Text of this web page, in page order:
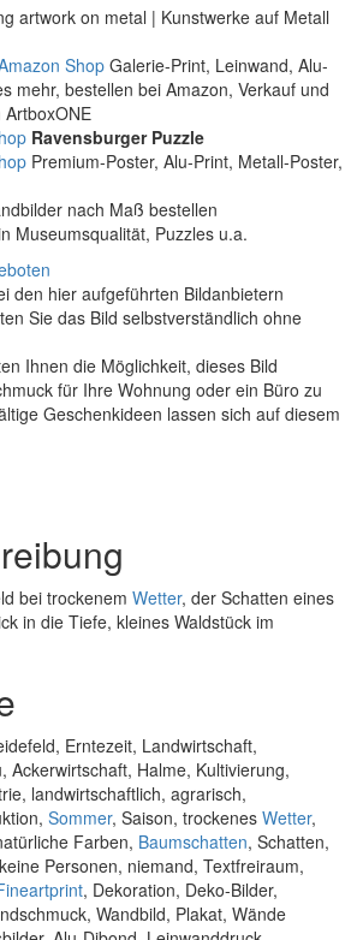
artwork on metal | Kunstwerke auf Metall
Shop Galerie-Print, Leinwand, Alu-
mehr, bestellen bei Amazon, Verkauf und
Ravensburger Puzzle
Premium-Poster, Alu-Print, Metall-Poster,
nach Maß bestellen
Museumsqualität, Puzzles u.a.
den hier aufgeführten Bildanbietern
Sie das Bild selbstverständlich ohne
Ihnen die Möglichkeit, dieses Bild
für Ihre Wohnung oder ein Büro zu
Geschenkideen lassen sich auf diesem
bei trockenem Wetter, der Schatten eines
in die Tiefe, kleines Waldstück im
Erntezeit, Landwirtschaft,
Ackerwirtschaft, Halme, Kultivierung,
landwirtschaftlich, agrarisch,
Sommer, Saison, trockenes Wetter,
Farben, Baumschatten, Schatten,
Personen, niemand, Textfreiraum,
, Dekoration, Deko-Bilder,
Wandbild, Plakat, Wände